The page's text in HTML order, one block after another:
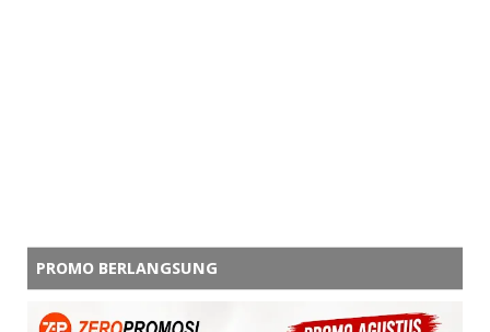
PROMO BERLANGSUNG